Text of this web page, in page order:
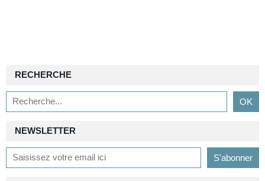
NEWSLETTER
RECHERCHE